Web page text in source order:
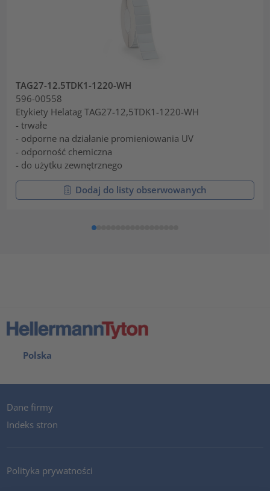
TAG27-12.5TDK1-1220-WH
596-00558
Etykiety Helatag TAG27-12,5TDK1-1220-WH
- trwałe
- odporne na działanie promieniowania UV
- odporność chemiczna
- do użytku zewnętrznego
Dodaj do listy obserwowanych
Polska
Dane firmy
Indeks stron
Polityka prywatności